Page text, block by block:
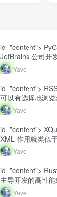
id=”content”>
JetBrains 公司开
Yave
id=”content”>
可以有选择地浏
工…Yave
id=”content”>
XML 作用就类似
Yave
id=”content”>
主导开发的高性
Yave